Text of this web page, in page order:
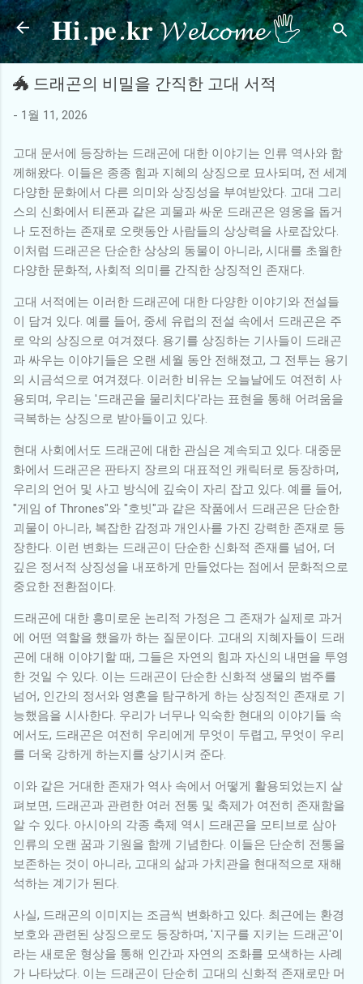
기본 콘텐츠로 건너뛰기
𝐇𝐢.𝐩𝐞.𝐤𝐫 𝓦𝓮𝓵𝓬𝓸𝓶𝓮 🖐
🐲 드래곤의 비밀을 간직한 고대 서적
- 1월 11, 2026
고대 문서에 등장하는 드래곤에 대한 이야기는 인류 역사와 함
께해왔다. 이들은 종종 힘과 지혜의 상징으로 묘사되며, 전 세계
다양한 문화에서 다른 의미와 상징성을 부여받았다. 고대 그리
스의 신화에서 티폰과 같은 괴물과 싸운 드래곤은 영웅을 돕거
나 도전하는 존재로 오랫동안 사람들의 상상력을 사로잡았다.
이처럼 드래곤은 단순한 상상의 동물이 아니라, 시대를 초월한
다양한 문화적, 사회적 의미를 간직한 상징적인 존재다.
고대 서적에는 이러한 드래곤에 대한 다양한 이야기와 전설들
이 담겨 있다. 예를 들어, 중세 유럽의 전설 속에서 드래곤은 주
로 악의 상징으로 여겨졌다. 용기를 상징하는 기사들이 드래곤
과 싸우는 이야기들은 오랜 세월 동안 전해졌고, 그 전투는 용기
의 시금석으로 여겨졌다. 이러한 비유는 오늘날에도 여전히 사
용되며, 우리는 '드래곤을 물리치다'라는 표현을 통해 어려움을
극복하는 상징으로 받아들이고 있다.
현대 사회에서도 드래곤에 대한 관심은 계속되고 있다. 대중문
화에서 드래곤은 판타지 장르의 대표적인 캐릭터로 등장하며,
우리의 언어 및 사고 방식에 깊숙이 자리 잡고 있다. 예를 들어,
"게임 of Thrones"와 "호빗"과 같은 작품에서 드래곤은 단순한
괴물이 아니라, 복잡한 감정과 개인사를 가진 강력한 존재로 등
장한다. 이런 변화는 드래곤이 단순한 신화적 존재를 넘어, 더
깊은 정서적 상징성을 내포하게 만들었다는 점에서 문화적으로
중요한 전환점이다.
드래곤에 대한 흥미로운 논리적 가정은 그 존재가 실제로 과거
에 어떤 역할을 했을까 하는 질문이다. 고대의 지혜자들이 드래
곤에 대해 이야기할 때, 그들은 자연의 힘과 자신의 내면을 투영
한 것일 수 있다. 이는 드래곤이 단순한 신화적 생물의 범주를
넘어, 인간의 정서와 영혼을 탐구하게 하는 상징적인 존재로 기
능했음을 시사한다. 우리가 너무나 익숙한 현대의 이야기들 속
에서도, 드래곤은 여전히 우리에게 무엇이 두렵고, 무엇이 우리
를 더욱 강하게 하는지를 상기시켜 준다.
이와 같은 거대한 존재가 역사 속에서 어떻게 활용되었는지 살
펴보면, 드래곤과 관련한 여러 전통 및 축제가 여전히 존재함을
알 수 있다. 아시아의 각종 축제 역시 드래곤을 모티브로 삼아
인류의 오랜 꿈과 기원을 함께 기념한다. 이들은 단순히 전통을
보존하는 것이 아니라, 고대의 삶과 가치관을 현대적으로 재해
석하는 계기가 된다.
사실, 드래곤의 이미지는 조금씩 변화하고 있다. 최근에는 환경
보호와 관련된 상징으로도 등장하며, '지구를 지키는 드래곤'이
라는 새로운 형상을 통해 인간과 자연의 조화를 모색하는 사례
가 나타났다. 이는 드래곤이 단순히 고대의 신화적 존재로만 머